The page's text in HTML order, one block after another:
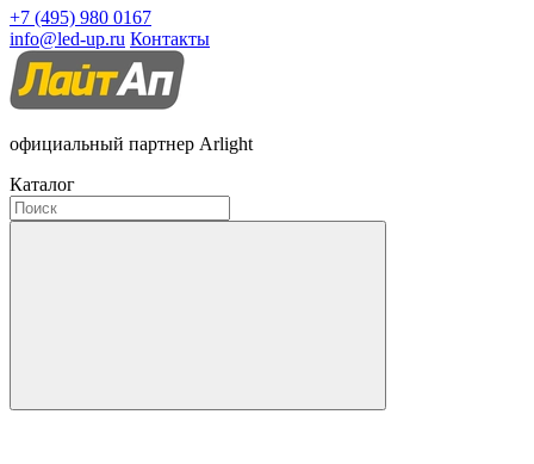
+7 (495) 980 0167
info@led-up.ru Контакты
официальный партнер Arlight
Каталог